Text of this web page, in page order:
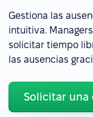
Gestiona las
intuitiva.
solicitar tiempo
las ausencias
Solicitar una